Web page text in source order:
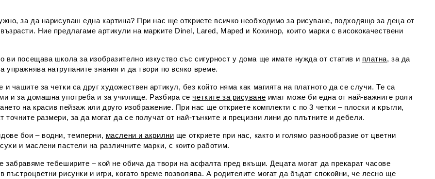
за да нарисуваш една картина? При нас ще откриете всичко необходимо за рисуване, подходящо за деца от
Ние предлагаме артикули на марките Dinel, Lared, Maped и Кохинор, които марки с висококачествени
ви посещава школа за изобразително изкуство със сигурност у дома ще имате нужда от статив и платна, за да
упражнява натрупаните знания и да твори по всяко време.
и чашите за четки са друг художествен артикул, без който няма как магията на платното да се случи. Те са
и за домашна употреба и за училище. Разбира сечетките за рисуване имат може би една от най-важните роли
на красив пейзаж или друго изображение. При нас ще откриете комплекти с по 3 четки – плоски и кръгли,
точните размери, за да могат да се получат от най-тънките и прецизни лини до плътните и дебели.
бои – водни, темперни, маслени и акрилни ще откриете при нас, както и голямо разнообразие от цветни
и маслени пастели на различните марки, с които работим.
забравяме тебеширите – кой не обича да твори на асфалта пред вкъщи. Децата могат да прекарат часове
пъстроцветни рисунки и игри, когато време позволява. А родителите могат да бъдат спокойни, че лесно ще